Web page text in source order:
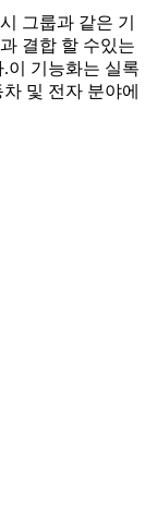
그룹과 같은 기
결합 할 수있는
이 기능화는 실록
및 전자 분야에